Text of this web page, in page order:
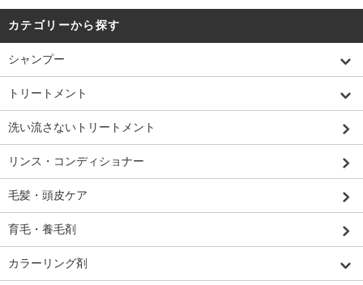
カテゴリーから探す
シャンプー
トリートメント
洗い流さないトリートメント
リンス・コンディショナー
毛髪・頭皮ケア
育毛・養毛剤
カラーリング剤